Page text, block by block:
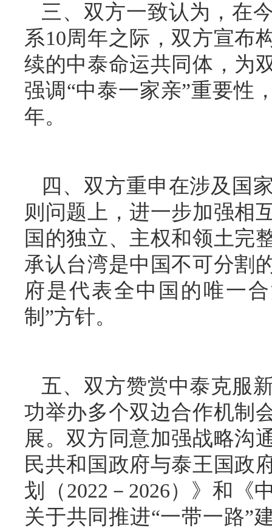
三、双方一致认为，在
系10周年之际，双方宣布
续的中泰命运共同体，为
强调“中泰一家亲”重要性
年。
四、双方重申在涉及国
则问题上，进一步加强相
国的独立、主权和领土完
承认台湾是中国不可分割
府是代表全中国的唯一
制”方针。
五、双方赞赏中泰克服
功举办多个双边合作机制
展。双方同意加强战略沟
民共和国政府与泰王国政
划（2022－2026）》和《
关于共同推进“一带一路”